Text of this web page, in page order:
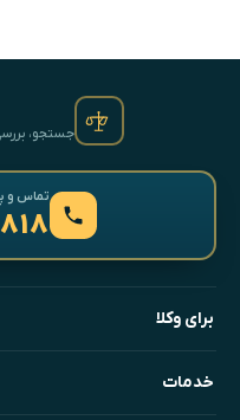
جستجو،
تماس و
برای وکلا
خدمات